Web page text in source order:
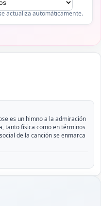
actualiza automáticamente.
es un himno a la admiración
tanto física como en términos
de la canción se enmarca